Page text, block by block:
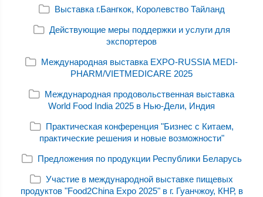
Выставка г.Бангкок, Королевство Тайланд
Действующие меры поддержки и услуги для
экспортеров
Международная выставка EXPO-RUSSIA MEDI-
PHARM/VIETMEDICARE 2025
Международная продовольственная выставка
World Food India 2025 в Нью-Дели, Индия
Практическая конференция "Бизнес с Китаем,
практические решения и новые возможности"
Предложения по продукции Республики Беларусь
Участие в международной выставке пищевых
продуктов "Food2China Expo 2025" в г. Гуанчжоу, КНР, в